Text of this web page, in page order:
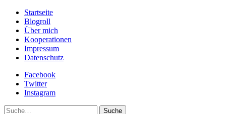
Startseite
Blogroll
Über mich
Kooperationen
Impressum
Datenschutz
Facebook
Twitter
Instagram
Suche